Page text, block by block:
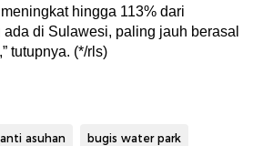
hingga 113% dari
di Sulawesi, paling jauh berasal
tutupnya. (*/rls)
asuhan bugis water park